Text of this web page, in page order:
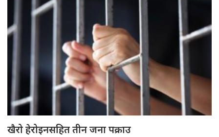
खैरो हेरोइनसहित तीन जना पक्राउ